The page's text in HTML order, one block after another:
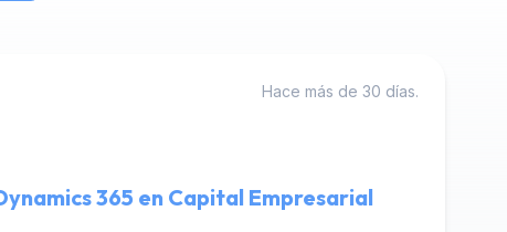
Hace más de 30 días.
365 en Capital Empresarial